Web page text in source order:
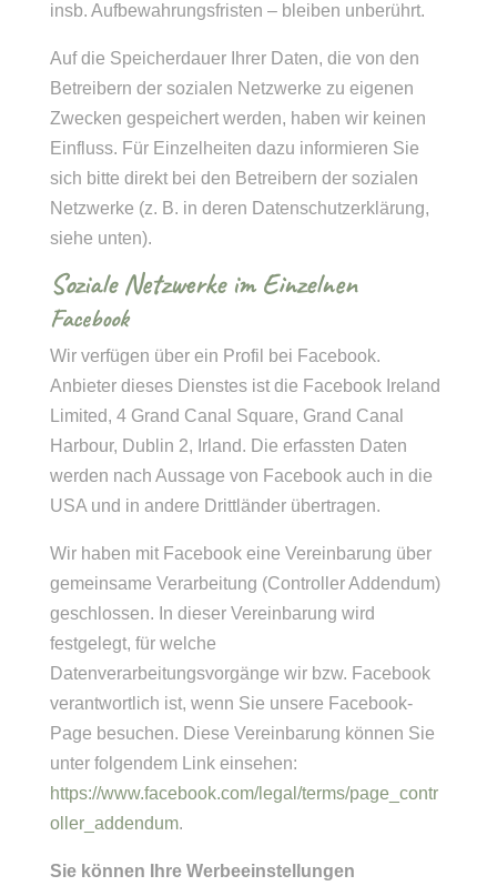
insb. Aufbewahrungsfristen – bleiben unberührt.
Auf die Speicherdauer Ihrer Daten, die von den
Betreibern der sozialen Netzwerke zu eigenen
Zwecken gespeichert werden, haben wir keinen
Einfluss. Für Einzelheiten dazu informieren Sie
sich bitte direkt bei den Betreibern der sozialen
Netzwerke (z. B. in deren Datenschutzerklärung,
siehe unten).
Soziale Netzwerke im Einzelnen
Facebook
Wir verfügen über ein Profil bei Facebook.
Anbieter dieses Dienstes ist die Facebook Ireland
Limited, 4 Grand Canal Square, Grand Canal
Harbour, Dublin 2, Irland. Die erfassten Daten
werden nach Aussage von Facebook auch in die
USA und in andere Drittländer übertragen.
Wir haben mit Facebook eine Vereinbarung über
gemeinsame Verarbeitung (Controller Addendum)
geschlossen. In dieser Vereinbarung wird
festgelegt, für welche
Datenverarbeitungsvorgänge wir bzw. Facebook
verantwortlich ist, wenn Sie unsere Facebook-
Page besuchen. Diese Vereinbarung können Sie
unter folgendem Link einsehen:
https://www.facebook.com/legal/terms/page_contr
oller_addendum.
Sie können Ihre Werbeeinstellungen